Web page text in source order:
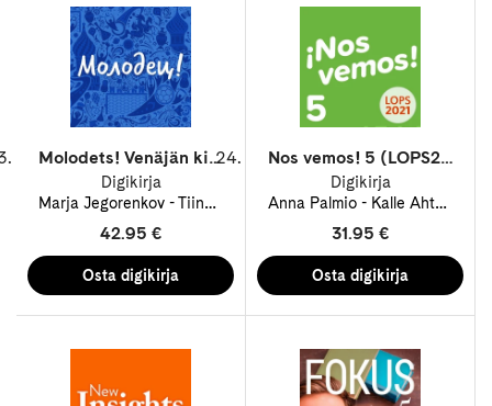
Molodets! Venäjän kielioppi ja harjoitukset digikirja 48 kk ONL
Digikirja
Marja Jegorenkov Tiina Salomaa
42.95 €
Nos vemos! 5 (LOPS21) digikirja 12 kk ONL
Digikirja
Anna Palmio Kalle Ahtola
31.95 €